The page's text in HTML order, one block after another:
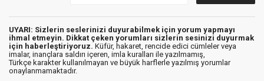
UYARI: Sizlerin seslerinizi duyurabilmek için yorum yapmayı
ihmal etmeyin. Dikkat çeken yorumları sizlerin sesinizi duyurmak
için haberleştiriyoruz. Küfür, hakaret, rencide edici cümleler veya
imalar, inançlara saldırı içeren, imla kuralları ile yazılmamış,
Türkçe karakter kullanılmayan ve büyük harflerle yazılmış yorumlar
onaylanmamaktadır.